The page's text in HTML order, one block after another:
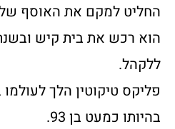
החליט למקם את האוסף
ללקהל.
בהיותו כמעט בן 93.